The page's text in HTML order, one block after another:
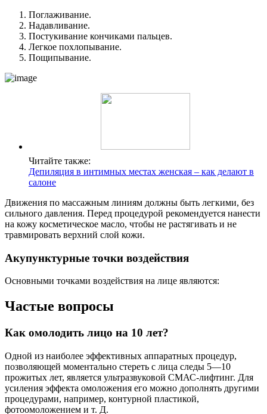
Поглаживание.
Надавливание.
Постукивание кончиками пальцев.
Легкое похлопывание.
Пощипывание.
Читайте также:
Депиляция в интимных местах женская – как делают в
салоне
Движения по массажным линиям должны быть легкими, без
сильного давления. Перед процедурой рекомендуется нанести
на кожу косметическое масло, чтобы не растягивать и не
травмировать верхний слой кожи.
Акупунктурные точки воздействия
Основными точками воздействия на лице являются:
Частые вопросы
Как омолодить лицо на 10 лет?
Одной из наиболее эффективных аппаратных процедур,
позволяющей моментально стереть с лица следы 5—10
прожитых лет, является ультразвуковой СМАС-лифтинг. Для
усиления эффекта омоложения его можно дополнять другими
процедурами, например, контурной пластикой,
фотоомоложением и т. Д.